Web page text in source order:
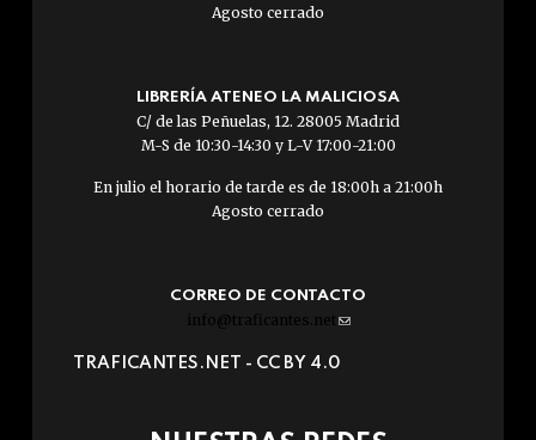
Agosto cerrado
LIBRERÍA ATENEO LA MALICIOSA
C/ de las Peñuelas, 12. 28005 Madrid
M-S de 10:30-14:30 y L-V 17:00-21:00
En julio el horario de tarde es de 18:00h a 21:00h
Agosto cerrado
CORREO DE CONTACTO
info@traficantes.net (link
e-
TRAFICANTES.NET - CC BY 4.0